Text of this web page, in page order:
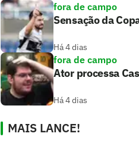
fora de campo
Sensação da
Há 4 dias
fora de campo
Ator processa
Há 4 dias
MAIS LANCE!